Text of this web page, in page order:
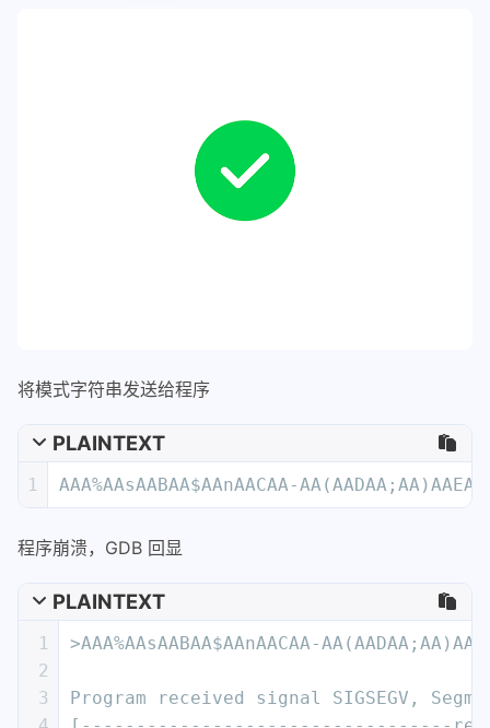
AAA%AAsAABAA$AAnAACAA-
2
6
7
9
11
12
13
Program received signal SIGSEGV,
[----------------------------------
RAX: 0x7fffffffe130
RBX: 0x7fffffffe288 --> 0x7fffffffe536
RCX: 0x7ffff7f9f8e0 --> 0xfbad2288
RSI: 0x6022a1 ("AA%AAsAABAA$AAnAACAA-
RDI: 0x7ffff7fa17c0 --> 0x0
RBP: 0x4141334141644141 ('AAdAA3AA')
RIP: 0x4006a4 (ret)